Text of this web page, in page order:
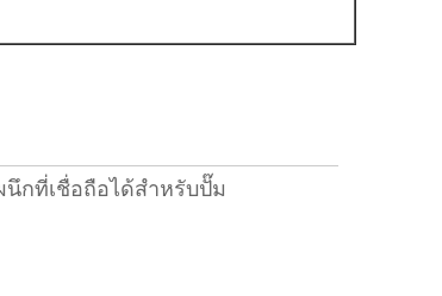
กที่เชื่อถือได้สําหรับปั๊ม